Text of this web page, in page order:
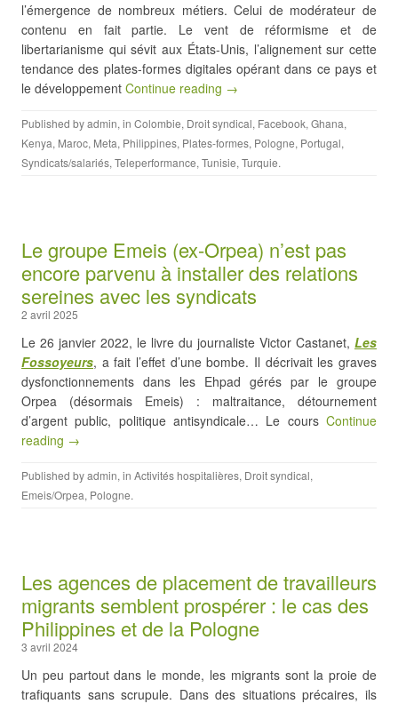
l’émergence de nombreux métiers. Celui de modérateur de
contenu en fait partie. Le vent de réformisme et de
libertarianisme qui sévit aux États-Unis, l’alignement sur cette
tendance des plates-formes digitales opérant dans ce pays et
le développement Continue reading →
Published byadmin, in Colombie, Droit syndical, Facebook, Ghana,
Kenya, Maroc, Meta, Philippines, Plates-formes, Pologne, Portugal,
Syndicats/salariés, Teleperformance, Tunisie, Turquie.
Le groupe Emeis (ex-Orpea) n’est pas
encore parvenu à installer des relations
sereines avec les syndicats
2 avril 2025
Le 26 janvier 2022, le livre du journaliste Victor Castanet, Les
Fossoyeurs, a fait l’effet d’une bombe. Il décrivait les graves
dysfonctionnements dans les Ehpad gérés par le groupe
Orpea (désormais Emeis) : maltraitance, détournement
d’argent public, politique antisyndicale… Le cours Continue
reading →
Published byadmin, in Activités hospitalières, Droit syndical,
Emeis/Orpea, Pologne.
Les agences de placement de travailleurs
migrants semblent prospérer : le cas des
Philippines et de la Pologne
3 avril 2024
Un peu partout dans le monde, les migrants sont la proie de
trafiquants sans scrupule. Dans des situations précaires, ils